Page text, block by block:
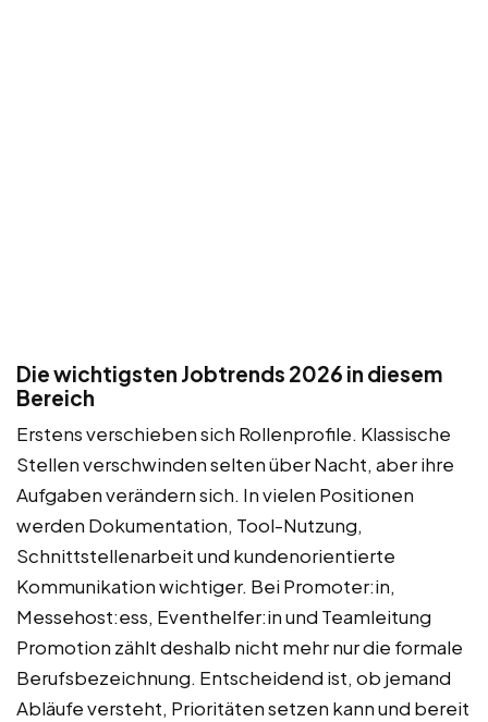
Die wichtigsten Jobtrends 2026 in diesem
Bereich
Erstens verschieben sich Rollenprofile. Klassische
Stellen verschwinden selten über Nacht, aber ihre
Aufgaben verändern sich. In vielen Positionen
werden Dokumentation, Tool-Nutzung,
Schnittstellenarbeit und kundenorientierte
Kommunikation wichtiger. Bei Promoter:in,
Messehost:ess, Eventhelfer:in und Teamleitung
Promotion zählt deshalb nicht mehr nur die formale
Berufsbezeichnung. Entscheidend ist, ob jemand
Abläufe versteht, Prioritäten setzen kann und bereit